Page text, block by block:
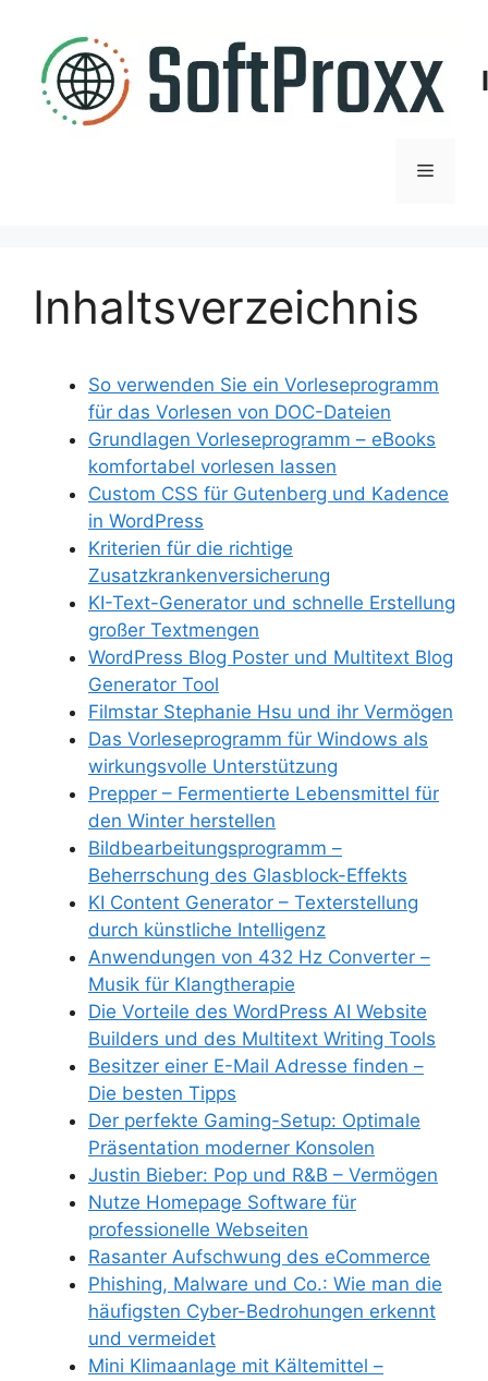
springen
Menü
Inhaltsverzeichnis
So verwenden Sie ein Vorleseprogramm
für das Vorlesen von DOC-Dateien
Grundlagen Vorleseprogramm – eBooks
komfortabel vorlesen lassen
Custom CSS für Gutenberg und Kadence
in WordPress
Kriterien für die richtige
Zusatzkrankenversicherung
KI-Text-Generator und schnelle Erstellung
großer Textmengen
WordPress Blog Poster und Multitext Blog
Generator Tool
Filmstar Stephanie Hsu und ihr Vermögen
Das Vorleseprogramm für Windows als
wirkungsvolle Unterstützung
Prepper – Fermentierte Lebensmittel für
den Winter herstellen
Bildbearbeitungsprogramm –
Beherrschung des Glasblock-Effekts
KI Content Generator – Texterstellung
durch künstliche Intelligenz
Anwendungen von 432 Hz Converter –
Musik für Klangtherapie
Die Vorteile des WordPress AI Website
Builders und des Multitext Writing Tools
Besitzer einer E-Mail Adresse finden –
Die besten Tipps
Der perfekte Gaming-Setup: Optimale
Präsentation moderner Konsolen
Justin Bieber: Pop und R&B – Vermögen
Nutze Homepage Software für
professionelle Webseiten
Rasanter Aufschwung des eCommerce
Phishing, Malware und Co.: Wie man die
häufigsten Cyber-Bedrohungen erkennt
und vermeidet
Mini Klimaanlage mit Kältemittel –